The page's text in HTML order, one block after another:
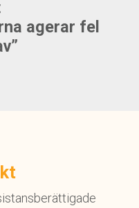
agerar fel